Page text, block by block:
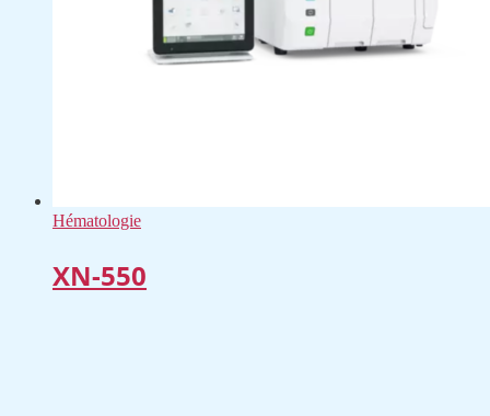
Hématologie
XN-550